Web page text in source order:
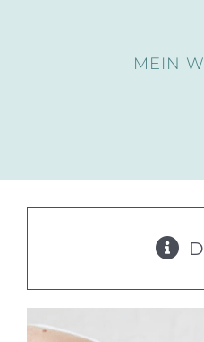
MEIN